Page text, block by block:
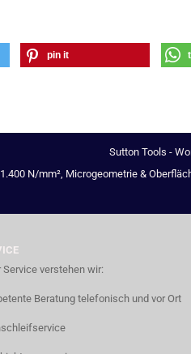
pin it
Sutton Tools -
N/mm², Microgeometrie &
Service verstehen wir:
Beratung telefonisch und vor Ort